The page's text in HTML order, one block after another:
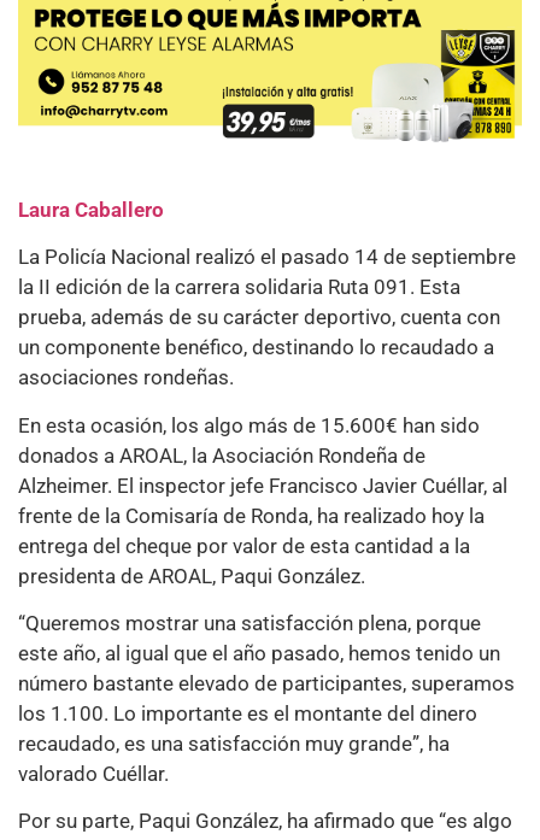
Laura Caballero
La Policía Nacional realizó el pasado 14 de septiembre
la II edición de la carrera solidaria Ruta 091. Esta
prueba, además de su carácter deportivo, cuenta con
un componente benéfico, destinando lo recaudado a
asociaciones rondeñas.
En esta ocasión, los algo más de 15.600€ han sido
donados a AROAL, la Asociación Rondeña de
Alzheimer. El inspector jefe Francisco Javier Cuéllar, al
frente de la Comisaría de Ronda, ha realizado hoy la
entrega del cheque por valor de esta cantidad a la
presidenta de AROAL, Paqui González.
“Queremos mostrar una satisfacción plena, porque
este año, al igual que el año pasado, hemos tenido un
número bastante elevado de participantes, superamos
los 1.100. Lo importante es el montante del dinero
recaudado, es una satisfacción muy grande”, ha
valorado Cuéllar.
Por su parte, Paqui González, ha afirmado que “es algo